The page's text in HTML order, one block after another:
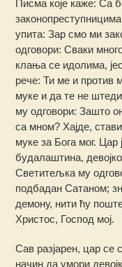
Писма које каже: Са
упита: Зар смо ми
одговори: Сваки
клања се идолима,
рече: Ти ме и против
муке и да те не
му одговори: Зашто
са мном? Хајде,
муке за Бога мог. Цар
будалаштина,
Светитељка му
подбадан Сатаном;
демону, нити ћу
Христос, Господ мој.
Сав разјарен, цар се
начин да умори